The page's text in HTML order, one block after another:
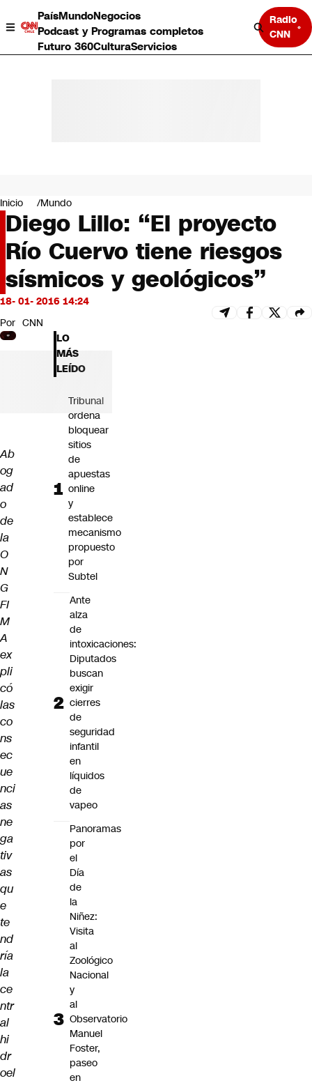
PaísMundoNegocios
Podcast y Programas completos
Futuro 360CulturaServicios
Radio
CNN
Negocios
Deportes
Programas completos
Cultura
Servicios
Bits
CNN tiempo
Futuro 360
Opinión
Inicio Mundo
Diego Lillo: “El proyecto
Río Cuervo tiene riesgos
sísmicos y geológicos”
18- 01- 2016 14:24
Por CNN
Ab
og
ad
o
de
la
O
N
G
FI
M
A
ex
pli
có
las
co
ns
ec
ue
nci
as
ne
ga
tiv
as
qu
e
te
nd
ría
la
ce
ntr
al
hi
dr
oel
LO
MÁS
LEÍDO
Tribunal
ordena
bloquear
sitios
de
apuestas
online
y
establece
mecanismo
propuesto
por
Subtel
Ante
alza
de
intoxicaciones:
Diputados
buscan
exigir
cierres
de
seguridad
infantil
en
líquidos
de
vapeo
Panoramas
por
el
Día
de
la
Niñez:
Visita
al
Zoológico
Nacional
y
al
Observatorio
Manuel
Foster,
paseo
en